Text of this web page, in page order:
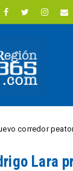
peatonal de
Lara